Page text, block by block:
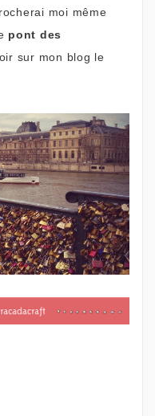
moi même
pont des
sur mon blog le